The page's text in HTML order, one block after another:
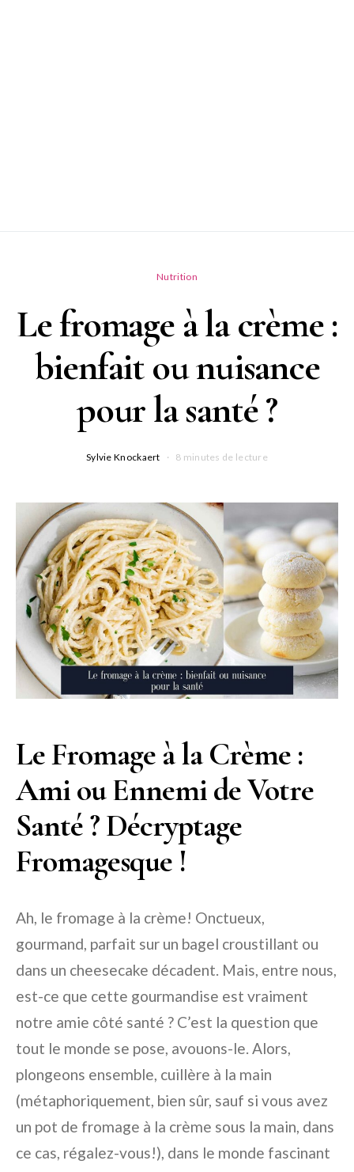
Nutrition
Le fromage à la crème :
bienfait ou nuisance
pour la santé ?
Sylvie Knockaert 8 minutes de lecture
Le Fromage à la Crème :
Ami ou Ennemi de Votre
Santé ? Décryptage
Fromagesque !
Ah, le fromage à la crème! Onctueux,
gourmand, parfait sur un bagel croustillant ou
dans un cheesecake décadent. Mais, entre nous,
est-ce que cette gourmandise est vraiment
notre amie côté santé ? C’est la question que
tout le monde se pose, avouons-le. Alors,
plongeons ensemble, cuillère à la main
(métaphoriquement, bien sûr, sauf si vous avez
un pot de fromage à la crème sous la main, dans
ce cas, régalez-vous!), dans le monde fascinant